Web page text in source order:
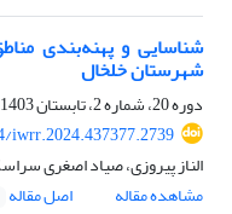
شناسایی و پهنه‌بندی
شهرستان خلخال
دوره 20، شماره 2، تابستان 1403، صفحه
iwrr.2024.437377.2739
الناز پیروزی، صیاد اصغری
مشاهده مقاله
اصل مقاله